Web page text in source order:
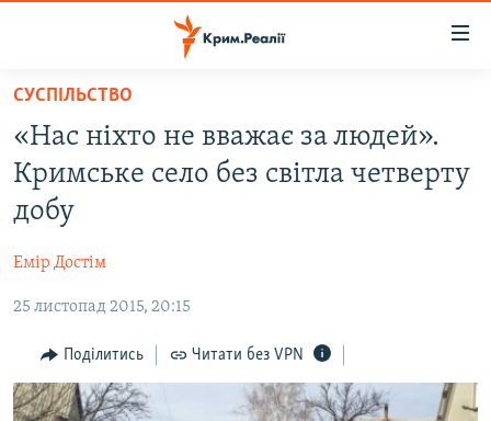
Перейти
основного
матеріалу
Перейти
до
основної
навігації
Перейти
пошуку
ВІДЕО ТА ФОТО
БЛОГИ
ПОГЛЯД
ІНТЕРВ'Ю
ВСЕ ЗА ДЕНЬ
СУСПІЛЬСТВО
«Нас ніхто не вважає за людей».
Кримське село без світла четверту
добу
Емір Достім
25 листопад 2015, 20:15
Поділитись Читати без VPN